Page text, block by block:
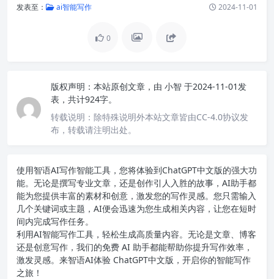
发表至： ai智能写作 2024-11-01
0
版权声明： 本站原创文章，由 小智 于2024-11-01发
表，共计924字。
转载说明： 除特殊说明外本站文章皆由CC-4.0协议发
布，转载请注明出处。
使用智语AI写作智能工具，您将体验到ChatGPT中文版的强大功
能。无论是撰写专业文章，还是创作引人入胜的故事，AI助手都
能为您提供丰富的素材和创意，激发您的写作灵感。您只需输入
几个关键词或主题，AI便会迅速为您生成相关内容，让您在短时
间内完成写作任务。
利用AI智能写作工具，轻松生成高质量内容。无论是文章、博客
还是创意写作，我们的免费 AI 助手都能帮助你提升写作效率，
激发灵感。来智语AI体验 ChatGPT中文版 ，开启你的智能写作
之旅！